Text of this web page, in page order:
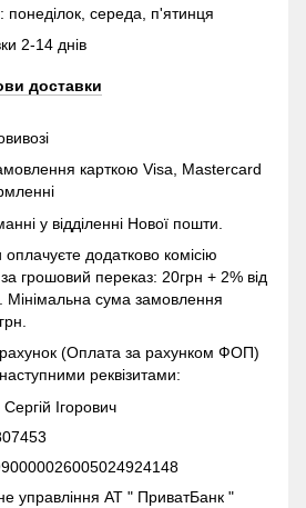
понеділок, середа, п'ятинця
2-14 днів
доставки
карткою Visa, Mastercard
у відділенні Нової пошти.
оплачуєте додатково комісію
грошовий переказ: 20грн + 2% від
сума замовлення
(Оплата за рахунком ФОП)
реквізитами:
Ігорович
АТ " ПриватБанк "